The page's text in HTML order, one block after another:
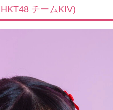
チームKIV)